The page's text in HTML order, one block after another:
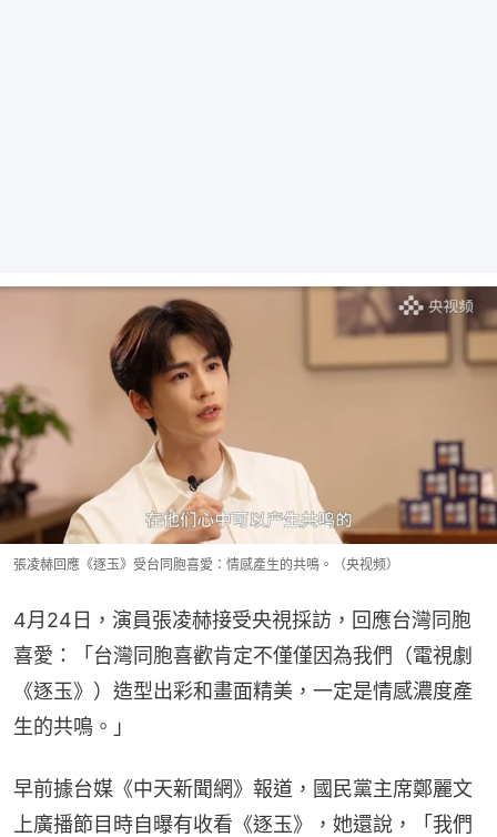
張凌赫回應《逐玉》受台同胞喜愛：情感產生的共鳴。（央视频）
4月24日，演員張凌赫接受央視採訪，回應台灣同胞
喜愛：「台灣同胞喜歡肯定不僅僅因為我們（電視劇
《逐玉》）造型出彩和畫面精美，一定是情感濃度產
生的共鳴。」
早前據台媒《中天新聞網》報道，國民黨主席鄭麗文
上廣播節目時自曝有收看《逐玉》，她還說，「我們